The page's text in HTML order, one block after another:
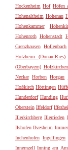
Hockenheim Hof Höfen
Hohenaltheim Hohenau
Hohenkammer
Hohenroth Hohenstadt
Grenzhausen
Hollenbach
Holzheim (Donau-Ries)
(Oberbayern)
Neckar Horben Horgau
Hoßkirch Höttingen
Hunderdorf Hunding
Oberstein Iffeldorf
Illerkirchberg Illerrieden
Ilshofen Ilvesheim
Inchenhofen Ingelfingen
Innernzell Inning am